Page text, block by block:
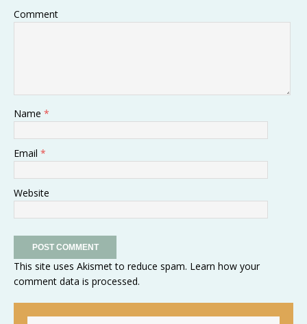
Comment
Name *
Email *
Website
This site uses Akismet to reduce spam. Learn how your
comment data is processed.